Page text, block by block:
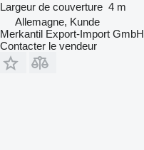
Largeur de couverture 4 m
Allemagne, Kunde
Merkantil Export-Import GmbH
Contacter le vendeur